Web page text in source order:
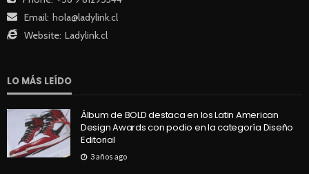
Email: hola@ladylink.cl
Website: Ladylink.cl
LO MÁS LEÍDO
Álbum de BOLD destaca en los Latin American
Design Awards con podio en la categoría Diseño
Editorial
3 años ago